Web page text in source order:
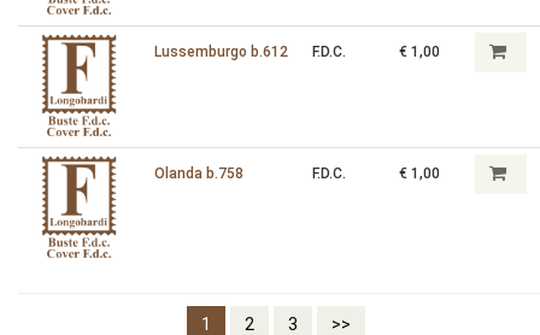
Lussemburgo b.612 F.D.C. € 1,00
Olanda b.758 F.D.C. € 1,00
1 2 3 >>